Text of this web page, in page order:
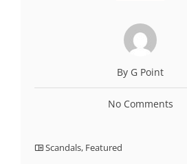
By G Point
No Comments
Scandals, Featured